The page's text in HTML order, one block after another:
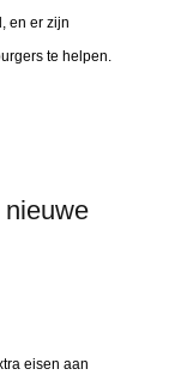
en er zijn
te helpen.
eisen aan